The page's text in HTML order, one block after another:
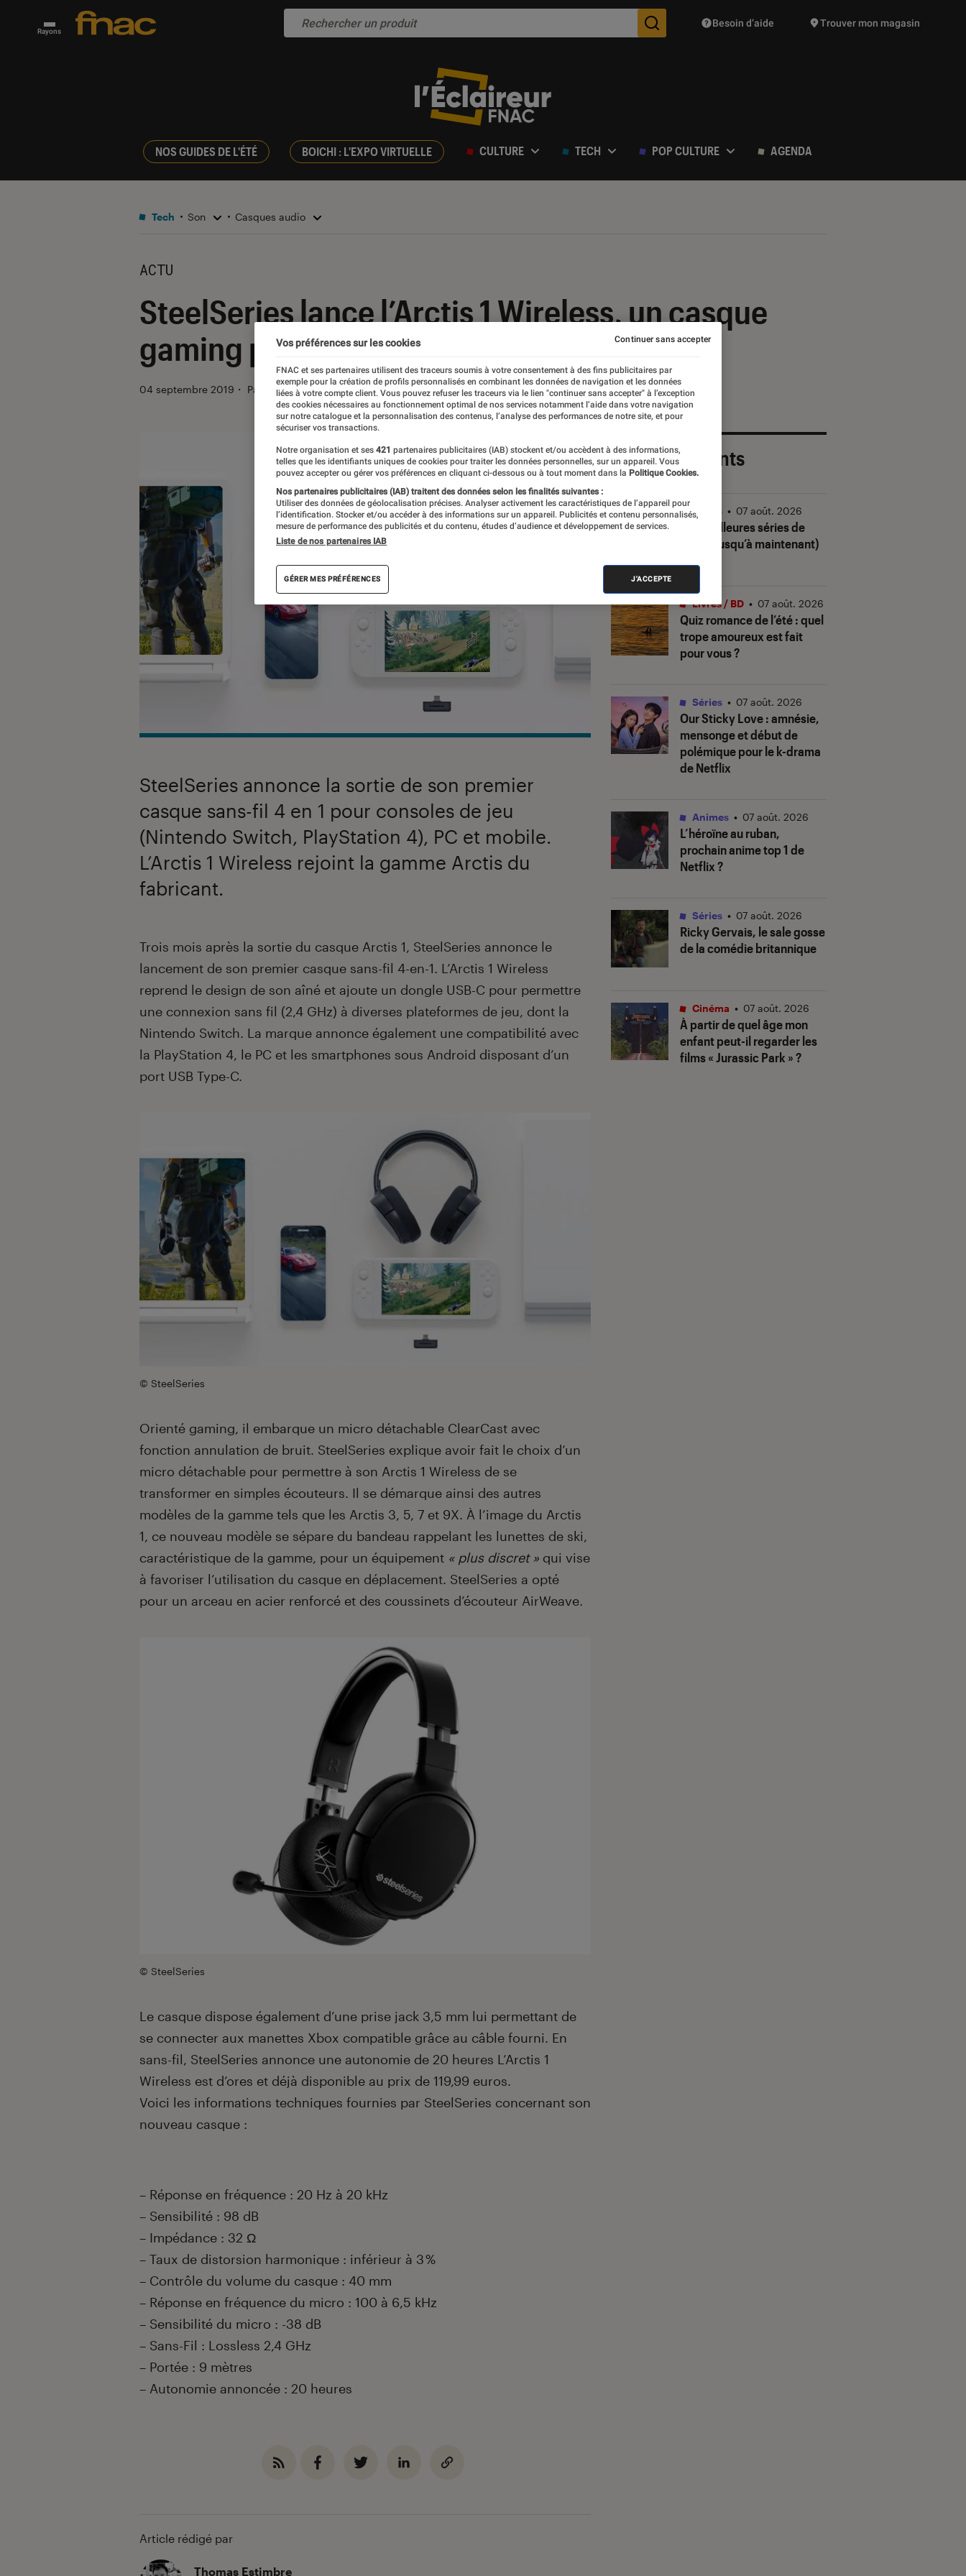
Rayons Des suggestions de produits vont vous être proposées
Besoin d’aide Trouver mon magasin
NOS GUIDES DE L'ÉTÉ BOICHI : L'EXPO VIRTUELLE CULTURE TECH POP CULTURE AGENDA
Tech Son Casques audio
ACTU
SteelSeries lance l’Arctis 1 Wireless, un casque
gaming pour consoles et mobile
04 septembre 2019 ・ Par Thomas Estimbre
SteelSeries annonce la sortie de son premier
casque sans-fil 4 en 1 pour consoles de jeu
(Nintendo Switch, PlayStation 4), PC et mobile.
L’Arctis 1 Wireless rejoint la gamme Arctis du
fabricant.
Introduction
Trois mois après la sortie du casque Arctis 1, SteelSeries annonce le
lancement de son premier casque sans-fil 4-en-1. L’Arctis 1 Wireless
reprend le design de son aîné et ajoute un dongle USB-C pour permettre
une connexion sans fil (2,4 GHz) à diverses plateformes de jeu, dont la
Nintendo Switch. La marque annonce également une compatibilité avec
la PlayStation 4, le PC et les smartphones sous Android disposant d’un
port USB Type-C.
© SteelSeries
Orienté gaming, il embarque un micro détachable ClearCast avec
fonction annulation de bruit. SteelSeries explique avoir fait le choix d’un
micro détachable pour permettre à son Arctis 1 Wireless de se
transformer en simples écouteurs. Il se démarque ainsi des autres
modèles de la gamme tels que les Arctis 3, 5, 7 et 9X. À l’image du Arctis
1, ce nouveau modèle se sépare du bandeau rappelant les lunettes de ski,
caractéristique de la gamme, pour un équipement « plus discret » qui vise
à favoriser l’utilisation du casque en déplacement. SteelSeries a opté
pour un arceau en acier renforcé et des coussinets d’écouteur AirWeave.
© SteelSeries
Le casque dispose également d’une prise jack 3,5 mm lui permettant de
se connecter aux manettes Xbox compatible grâce au câble fourni. En
sans-fil, SteelSeries annonce une autonomie de 20 heures L’Arctis 1
Wireless est d’ores et déjà disponible au prix de 119,99 euros.
Voici les informations techniques fournies par SteelSeries concernant son
nouveau casque :
– Réponse en fréquence : 20 Hz à 20 kHz
– Sensibilité : 98 dB
– Impédance : 32 Ω
– Taux de distorsion harmonique : inférieur à 3 %
– Contrôle du volume du casque : 40 mm
– Réponse en fréquence du micro : 100 à 6,5 kHz
– Sensibilité du micro : -38 dB
– Sans-Fil : Lossless 2,4 GHz
– Portée : 9 mètres
– Autonomie annoncée : 20 heures
Article rédigé par
Thomas Estimbre
Les plus récents
Les meilleures séries de
2026 (jusqu’à maintenant)
Séries • 07 août. 2026
Quiz romance de l’été : quel
trope amoureux est fait
pour vous ?
Livres / BD • 07 août. 2026
Our Sticky Love: amnésie,
mensonge et début de
polémique pour le k-drama
de Netflix
Séries • 07 août. 2026
L’héroïne au ruban,
prochain anime top 1 de
Netflix ?
Animes • 07 août. 2026
Ricky Gervais, le sale gosse
de la comédie britannique
Séries • 07 août. 2026
À partir de quel âge mon
enfant peut-il regarder les
films « Jurassic Park » ?
Cinéma • 07 août. 2026
Vos préférences sur les cookies
FNAC et ses partenaires utilisent des traceurs soumis à votre consentement à des fins publicitaires par
exemple pour la création de profils personnalisés en combinant les données de navigation et les données
liées à votre compte client. Vous pouvez refuser les traceurs via le lien "continuer sans accepter" à l’exception
des cookies nécessaires au fonctionnement optimal de nos services notamment l’aide dans votre navigation
sur notre catalogue et la personnalisation des contenus, l’analyse des performances de notre site, et pour
sécuriser vos transactions.
Notre organisation et ses 421 partenaires publicitaires (IAB) stockent et/ou accèdent à des informations,
telles que les identifiants uniques de cookies pour traiter les données personnelles, sur un appareil. Vous
pouvez accepter ou gérer vos préférences en cliquant ci-dessous ou à tout moment dans la Politique Cookies.
Nos partenaires publicitaires (IAB) traitent des données selon les finalités suivantes :
Utiliser des données de géolocalisation précises. Analyser activement les caractéristiques de l’appareil pour
l’identification. Stocker et/ou accéder à des informations sur un appareil. Publicités et contenu personnalisés,
mesure de performance des publicités et du contenu, études d’audience et développement de services.
Liste de nos partenaires IAB
GÉRER MES PRÉFÉRENCES J'ACCEPTE
Continuer sans accepter